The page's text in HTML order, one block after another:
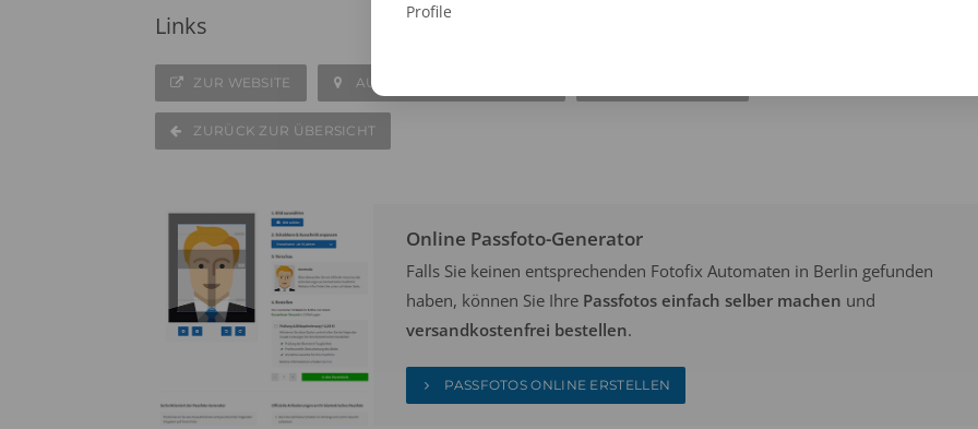
Links
ZUR WEBSITE AUF DER KARTE ANZEIGEN
ZURÜCK ZUR ÜBERSICHT
Online Passfoto-Generator
Falls Sie keinen entsprechenden Fotofix Automaten in Berlin gefunden
haben, können Sie Ihre Passfotos einfach selber machen und
versandkostenfrei bestellen.
PASSFOTOS ONLINE ERSTELLEN
Profile